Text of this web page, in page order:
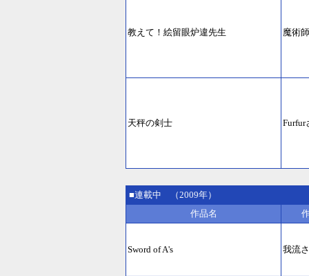
教えて！絵留眼炉違先生 魔術
天秤の剣士 Furfur
■連載中 （2009年）
作品名
Sword of A's 我流